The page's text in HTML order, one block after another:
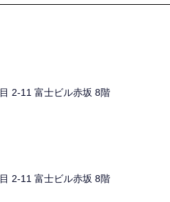
2-11 富士ビル赤坂 8階
2-11 富士ビル赤坂 8階